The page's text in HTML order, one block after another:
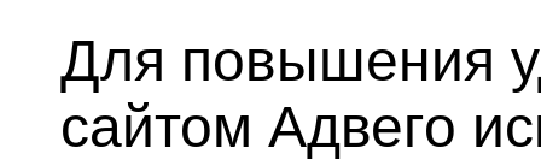
Для повышения
сайтом Адвего